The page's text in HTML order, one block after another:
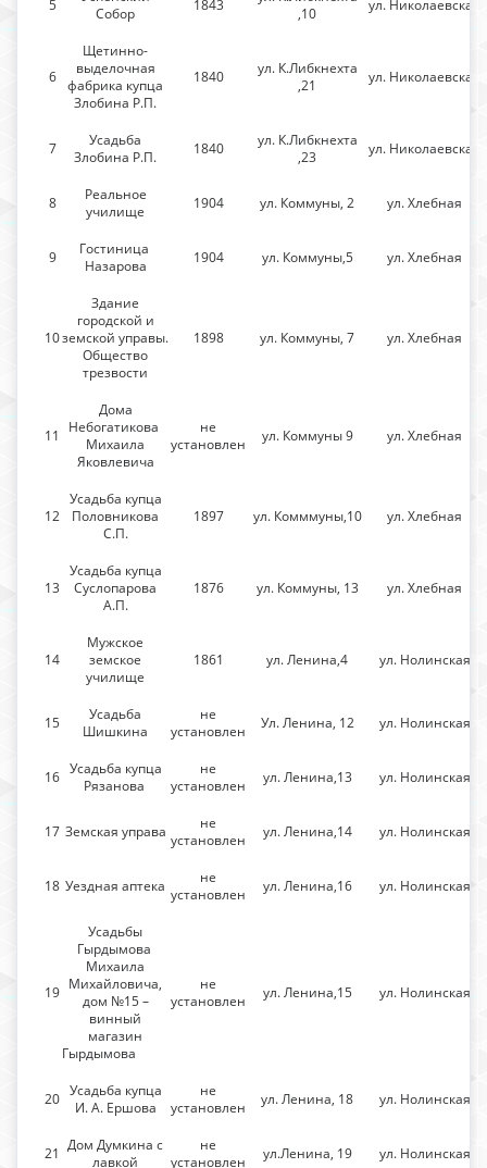
5
Собор
1843
,10
ул. Николаевская
6
Щетинно-
выделочная
фабрика купца
Злобина Р.П.
1840
ул. К.Либкнехта
,21
ул. Николаевская
7
Усадьба
Злобина Р.П.
1840
ул. К.Либкнехта
,23
ул. Николаевская
8
Реальное
училище
1904 ул. Коммуны, 2 ул. Хлебная
9
Гостиница
Назарова
1904 ул. Коммуны,5 ул. Хлебная
10
Здание
городской и
земской управы.
Общество
трезвости
1898 ул. Коммуны, 7 ул. Хлебная
11
Дома
Небогатикова
Михаила
Яковлевича
не
установлен
ул. Коммуны 9 ул. Хлебная
12
Усадьба купца
Половникова
С.П.
1897 ул. Комммуны,10 ул. Хлебная
13
Усадьба купца
Суслопарова
А.П.
1876 ул. Коммуны, 13 ул. Хлебная
14
Мужское
земское
училище
1861 ул. Ленина,4 ул. Нолинская
15
Усадьба
Шишкина
не
установлен
Ул. Ленина, 12 ул. Нолинская
16 Усадьба купца
Рязанова
не
установлен
ул. Ленина,13 ул. Нолинская
17 Земская управа
не
установлен
ул. Ленина,14 ул. Нолинская
18 Уездная аптека
не
установлен
ул. Ленина,16 ул. Нолинская
19
Усадьбы
Гырдымова
Михаила
Михайловича,
дом №15 –
винный
магазин
Гырдымова
не
установлен
ул. Ленина,15 ул. Нолинская
20 Усадьба купца
И. А. Ершова
не
установлен
ул. Ленина, 18 ул. Нолинская
21 Дом Думкина с
лавкой
не
установлен
ул.Ленина, 19 ул. Нолинская